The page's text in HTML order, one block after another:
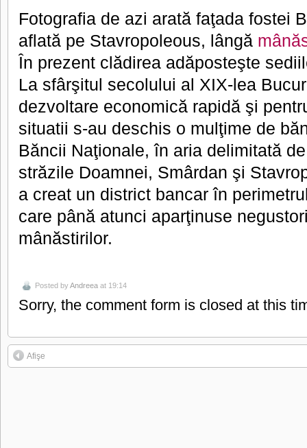
Fotografia de azi arată faţada fostei
aflată pe Stavropoleous, lângă
În prezent clădirea adăposteşte
La sfârşitul secolului al XIX-lea
dezvoltare economică rapidă şi
situatii s-au deschis o mulţime de
Băncii Naţionale, în aria delimitată
străzile Doamnei, Smârdan şi
a creat un district bancar în
care până atunci aparţinuse
mânăstirilor.
Posted byAndreea at 19:14
Sorry, the comment form is closed at this
Afişe